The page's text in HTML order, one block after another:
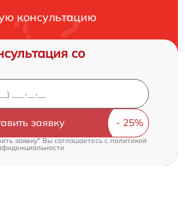
консультацию
со
заявку
заявку" Вы соглашаетесь cполитикой